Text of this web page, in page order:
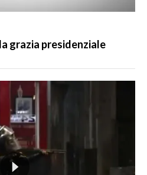
grazia presidenziale